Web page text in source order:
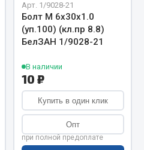
клавишные
Арт. 1/9028-21
Болт М 6х30х1.0
(уп.100) (кл.пр 8.8)
БелЗАН 1/9028-21
В наличии
10 ₽
Купить в один клик
Опт
при полной предоплате